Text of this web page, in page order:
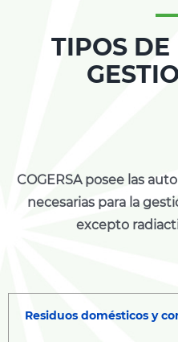
TIPOS DE
COGERSA posee las
necesarias para la
excepto
Residuos domésticos y